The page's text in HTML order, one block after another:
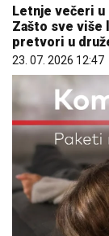
Letnje večeri
Zašto sve više
pretvori u
23. 07. 2026 12:47